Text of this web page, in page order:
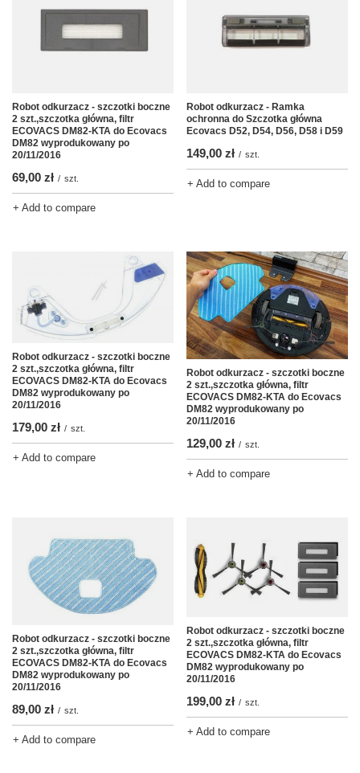
Robot odkurzacz - szczotki boczne
2 szt.,szczotka główna, filtr
ECOVACS DM82-KTA do Ecovacs
DM82 wyprodukowany po
20/11/2016
69,00 zł / szt.
+ Add to compare
Robot odkurzacz - Ramka
ochronna do Szczotka główna
Ecovacs D52, D54, D56, D58 i D59
149,00 zł / szt.
+ Add to compare
Robot odkurzacz - szczotki boczne
2 szt.,szczotka główna, filtr
ECOVACS DM82-KTA do Ecovacs
DM82 wyprodukowany po
20/11/2016
179,00 zł / szt.
+ Add to compare
Robot odkurzacz - szczotki boczne
2 szt.,szczotka główna, filtr
ECOVACS DM82-KTA do Ecovacs
DM82 wyprodukowany po
20/11/2016
129,00 zł / szt.
+ Add to compare
Robot odkurzacz - szczotki boczne
2 szt.,szczotka główna, filtr
ECOVACS DM82-KTA do Ecovacs
DM82 wyprodukowany po
20/11/2016
89,00 zł / szt.
+ Add to compare
Robot odkurzacz - szczotki boczne
2 szt.,szczotka główna, filtr
ECOVACS DM82-KTA do Ecovacs
DM82 wyprodukowany po
20/11/2016
199,00 zł / szt.
+ Add to compare